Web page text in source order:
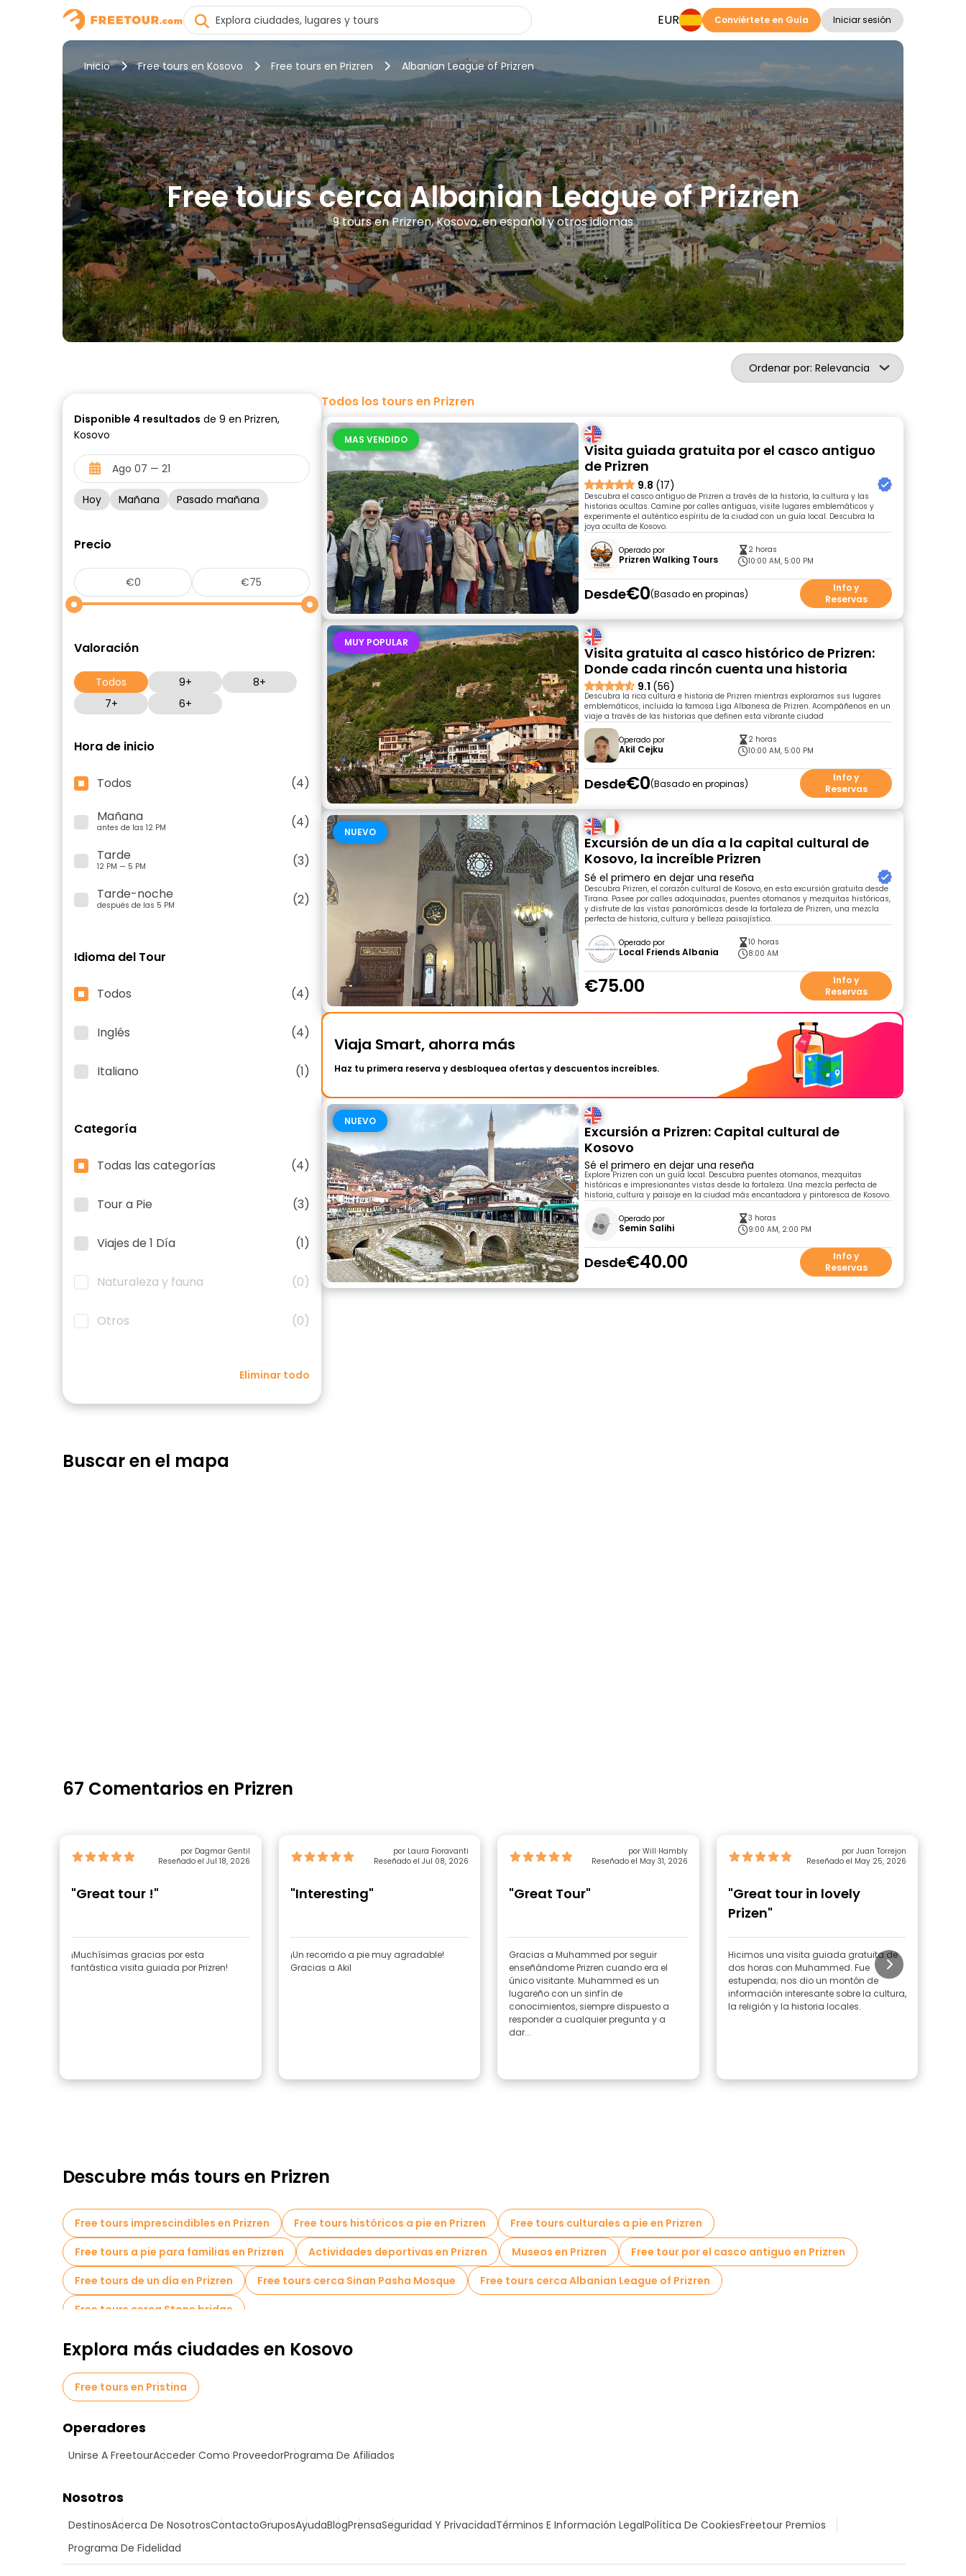
EUR Conviértete en Guía Iniciar sesión
Inicio Free tours en Kosovo Free tours en Prizren Albanian League of Prizren
Free tours cerca Albanian League of Prizren
9 tours en Prizren, Kosovo, en español y otros idiomas
Ordenar por: Relevancia
Disponible 4 resultados de 9 en Prizren,
Kosovo
Hoy Mañana Pasado mañana
Precio
Valoración
Todos 9+
8+
7+
6+
Hora de inicio
Todos
(4)
Mañana
antes de las 12 PM
(4)
Tarde
12 PM — 5 PM
(3)
Tarde-noche
después de las 5 PM (2)
Idioma del Tour
Todos (4)
Inglés (4)
Italiano (1)
Categoría
Todas las categorías (4)
Tour a Pie (3)
Viajes de 1 Día (1)
Naturaleza y fauna (0)
Otros (0)
Eliminar todo
Todos los tours en Prizren
MAS VENDIDO
Visita guiada gratuita por el casco antiguo
de Prizren
9.8 (17)
Descubra el casco antiguo de Prizren a través de la historia, la cultura y las
historias ocultas. Camine por calles antiguas, visite lugares emblemáticos y
experimente el auténtico espíritu de la ciudad con un guía local. Descubra la
joya oculta de Kosovo.
Operado por
Prizren Walking Tours
2 horas
10:00 AM, 5:00 PM
Desde€0 Basado en propinas
Info y
Reservas
MUY POPULAR
Visita gratuita al casco histórico de Prizren:
Donde cada rincón cuenta una historia
9.1 (56)
Descubra la rica cultura e historia de Prizren mientras exploramos sus lugares
emblemáticos, incluida la famosa Liga Albanesa de Prizren. Acompáñenos en un
viaje a través de las historias que definen esta vibrante ciudad
Operado por
Akil Cejku
2 horas
10:00 AM, 5:00 PM
Desde€0 Basado en propinas
Info y
Reservas
NUEVO
Excursión de un día a la capital cultural de
Kosovo, la increíble Prizren
Sé el primero en dejar una reseña
Descubra Prizren, el corazón cultural de Kosovo, en esta excursión gratuita desde
Tirana. Pasee por calles adoquinadas, puentes otomanos y mezquitas históricas,
y disfrute de las vistas panorámicas desde la fortaleza de Prizren, una mezcla
perfecta de historia, cultura y belleza paisajística.
Operado por
Local Friends Albania
10 horas
8:00 AM
€75.00
Info y
Reservas
Viaja Smart, ahorra más
Haz tu primera reserva y desbloquea ofertas y descuentos increíbles.
NUEVO
Excursión a Prizren: Capital cultural de
Kosovo
Sé el primero en dejar una reseña
Explore Prizren con un guía local. Descubra puentes otomanos, mezquitas
históricas e impresionantes vistas desde la fortaleza. Una mezcla perfecta de
historia, cultura y paisaje en la ciudad más encantadora y pintoresca de Kosovo.
Operado por
Semin Salihi
3 horas
9:00 AM, 2:00 PM
Desde€40.00
Info y
Reservas
Buscar en el mapa
67 Comentarios en Prizren
por Dagmar Gentil
Reseñado el Jul 18, 2026
"Great tour !"
¡Muchísimas gracias por esta
fantástica visita guiada por Prizren!
por Laura Fioravanti
Reseñado el Jul 08, 2026
"Interesting"
¡Un recorrido a pie muy agradable!
Gracias a Akil
por Will Hambly
Reseñado el May 31, 2026
"Great Tour"
Gracias a Muhammed por seguir
enseñándome Prizren cuando era el
único visitante. Muhammed es un
lugareño con un sinfín de
conocimientos, siempre dispuesto a
responder a cualquier pregunta y a
dar...
por Juan Torrejon
Reseñado el May 25, 2026
"Great tour in lovely
Prizen"
Hicimos una visita guiada gratuita de
dos horas con Muhammed. Fue
estupenda; nos dio un montón de
información interesante sobre la cultura,
la religión y la historia locales.
Descubre más tours en Prizren
Free tours imprescindibles en Prizren Free tours históricos a pie en Prizren
Free tours culturales a pie en Prizren
Free tours a pie para familias en Prizren
Actividades deportivas en Prizren Museos en Prizren
Free tour por el casco antiguo en Prizren
Free tours de un día en Prizren
Free tours cerca Sinan Pasha Mosque
Free tours cerca Albanian League of Prizren
Free tours cerca Stone bridge
Explora más ciudades en Kosovo
Free tours en Pristina
Operadores
Unirse A FreetourAcceder Como ProveedorPrograma De Afiliados
Nosotros
DestinosAcerca De NosotrosContactoGruposAyudaBlogPrensaSeguridad Y PrivacidadTérminos E Información LegalPolítica De CookiesFreetour Premios
Programa De Fidelidad